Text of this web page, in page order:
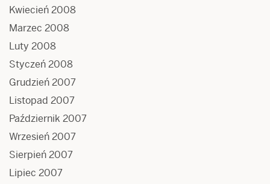
Kwiecień 2008
Marzec 2008
Luty 2008
Styczeń 2008
Grudzień 2007
Listopad 2007
Październik 2007
Wrzesień 2007
Sierpień 2007
Lipiec 2007